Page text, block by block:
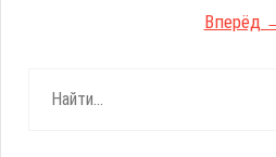
Вперёд